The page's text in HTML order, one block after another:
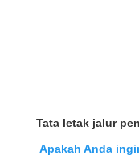
Tata letak jalur
Apakah Anda